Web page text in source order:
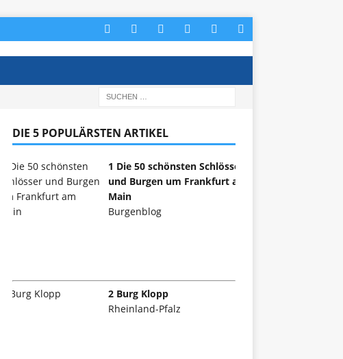
DIE 5 POPULÄRSTEN ARTIKEL
1 Die 50 schönsten Schlösser
und Burgen um Frankfurt am
Main
Burgenblog
2 Burg Klopp
Rheinland-Pfalz